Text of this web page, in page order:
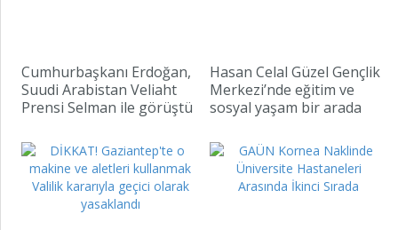
Cumhurbaşkanı Erdoğan,
Suudi Arabistan Veliaht
Prensi Selman ile görüştü
Hasan Celal Güzel Gençlik
Merkezi’nde eğitim ve
sosyal yaşam bir arada